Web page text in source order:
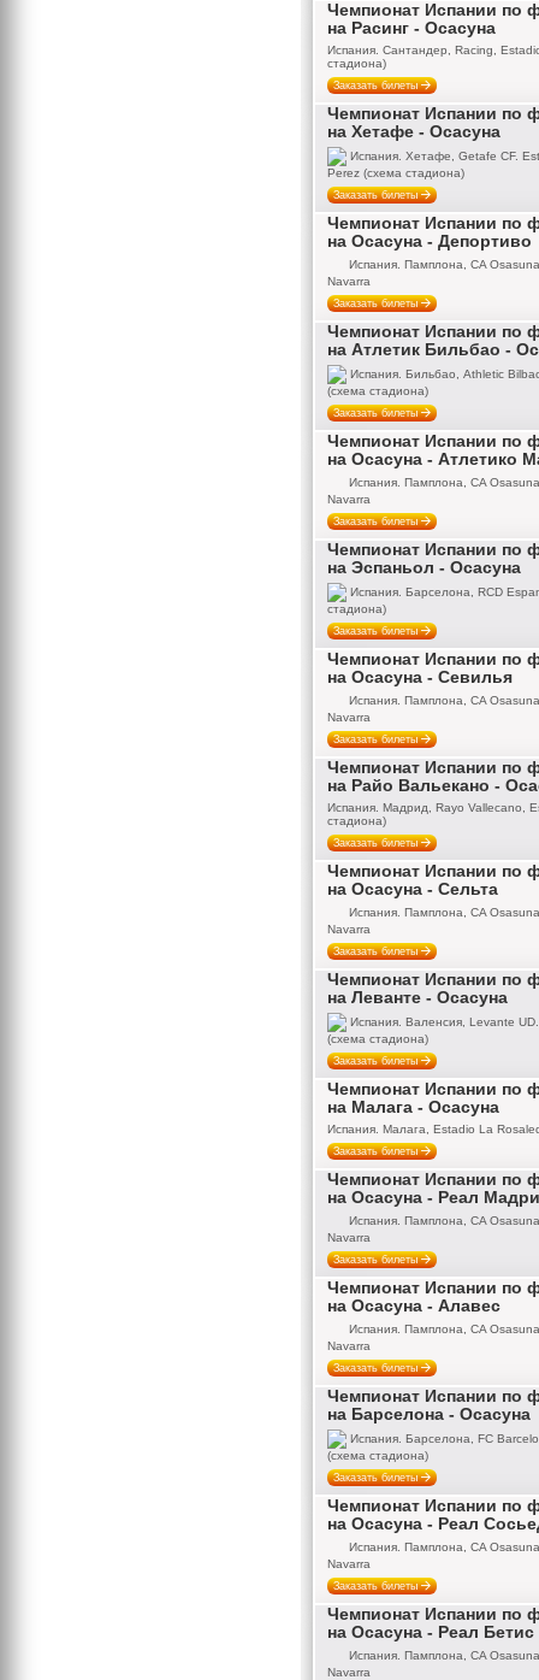
Чемпионат Испании по
на Расинг - Осасуна
Испания. Сантандер, Racing,
стадиона)
Заказать билеты
Чемпионат Испании по
на Хетафе - Осасуна
Испания. Хетафе, Getafe CF.
Perez (схема стадиона)
Заказать билеты
Чемпионат Испании по
на Осасуна - Депортиво
Испания. Памплона, CA
Navarra
Заказать билеты
Чемпионат Испании по
на Атлетик Бильбао -
Испания. Бильбао, Athletic
(схема стадиона)
Заказать билеты
Чемпионат Испании по
на Осасуна - Атлетико
Испания. Памплона, CA
Navarra
Заказать билеты
Чемпионат Испании по
на Эспаньол - Осасуна
Испания. Барселона, RCD
стадиона)
Заказать билеты
Чемпионат Испании по
на Осасуна - Севилья
Испания. Памплона, CA
Navarra
Заказать билеты
Чемпионат Испании по
на Райо Вальекано -
Испания. Мадрид, Rayo Vallecano,
стадиона)
Заказать билеты
Чемпионат Испании по
на Осасуна - Сельта
Испания. Памплона, CA
Navarra
Заказать билеты
Чемпионат Испании по
на Леванте - Осасуна
Испания. Валенсия, Levante
(схема стадиона)
Заказать билеты
Чемпионат Испании по
на Малага - Осасуна
Испания. Малага, Estadio La
Заказать билеты
Чемпионат Испании по
на Осасуна - Реал
Испания. Памплона, CA
Navarra
Заказать билеты
Чемпионат Испании по
на Осасуна - Алавес
Испания. Памплона, CA
Navarra
Заказать билеты
Чемпионат Испании по
на Барселона - Осасуна
Испания. Барселона, FC
(схема стадиона)
Заказать билеты
Чемпионат Испании по
на Осасуна - Реал
Испания. Памплона, CA
Navarra
Заказать билеты
Чемпионат Испании по
на Осасуна - Реал Бетис
Испания. Памплона, CA
Navarra